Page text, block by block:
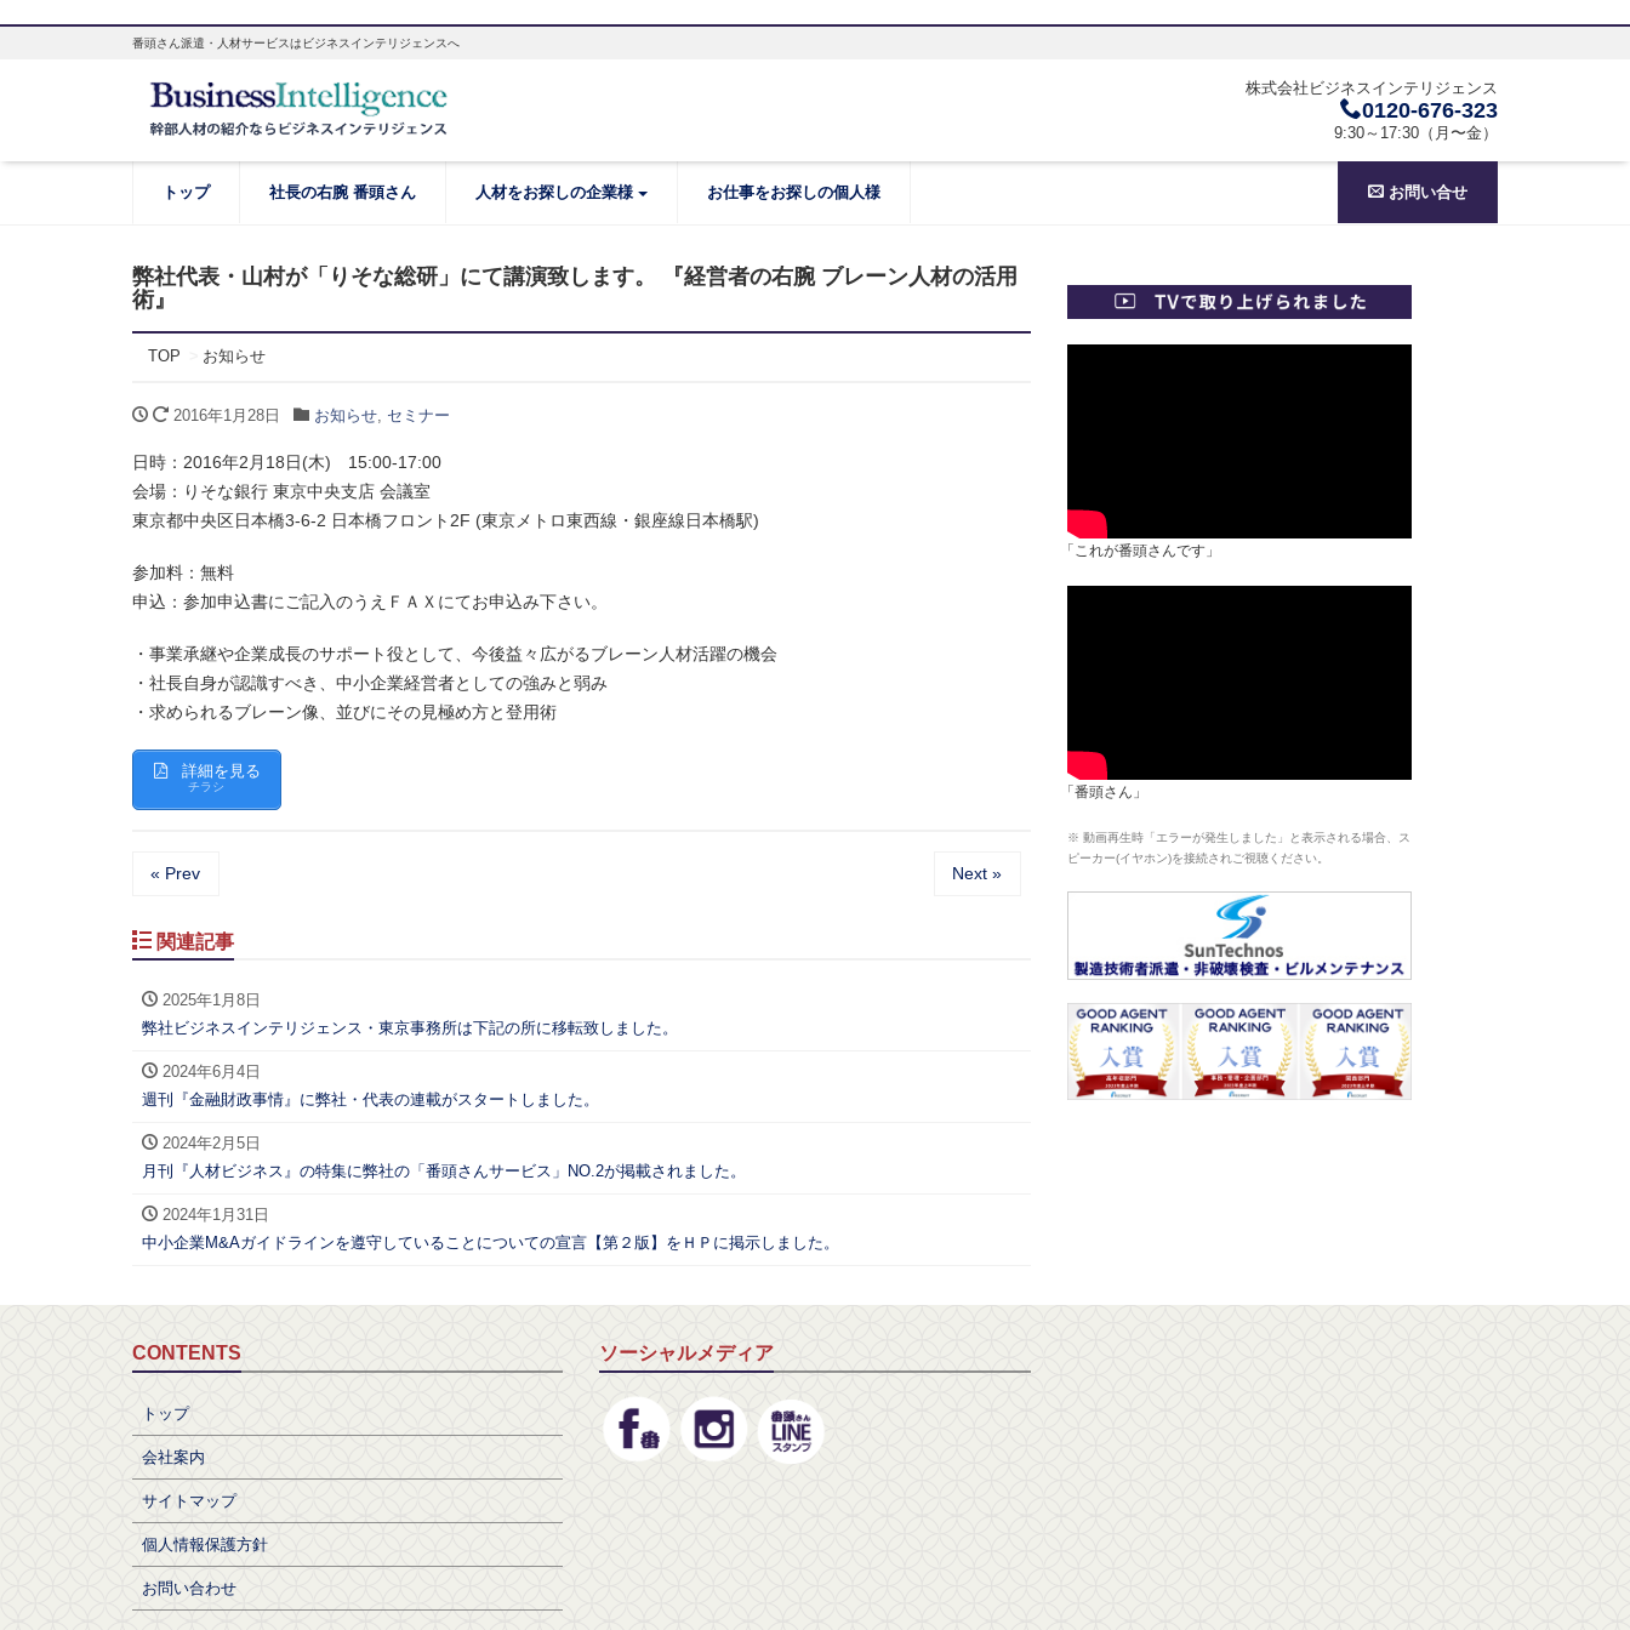
番頭さん派遣・人材サービスはビジネスインテリジェンスへ
株式会社ビジネスインテリジェンス
0120-676-323
9:30～17:30（月〜金）
トップ 社長の右腕 番頭さん 人材をお探しの企業様 お仕事をお探しの個人様 お問い合せ
弊社代表・山村が「りそな総研」にて講演致します。 『経営者の右腕 ブレーン人材の活用
術』
TOP お知らせ
2016年1月28日 お知らせ, セミナー
日時：2016年2月18日(木) 15:00-17:00
会場：りそな銀行 東京中央支店 会議室
東京都中央区日本橋3-6-2 日本橋フロント2F (東京メトロ東西線・銀座線日本橋駅)
参加料：無料
申込：参加申込書にご記入のうえＦＡＸにてお申込み下さい。
・事業承継や企業成長のサポート役として、今後益々広がるブレーン人材活躍の機会
・社長自身が認識すべき、中小企業経営者としての強みと弱み
・求められるブレーン像、並びにその見極め方と登用術
詳細を見る
チラシ
« Prev Next »
関連記事
2025年1月8日
弊社ビジネスインテリジェンス・東京事務所は下記の所に移転致しました。
2024年6月4日
週刊『金融財政事情』に弊社・代表の連載がスタートしました。
2024年2月5日
月刊『人材ビジネス』の特集に弊社の「番頭さんサービス」NO.2が掲載されました。
2024年1月31日
中小企業M&Aガイドラインを遵守していることについての宣言【第２版】をＨＰに掲示しました。
「これが番頭さんです」
「番頭さん」
※ 動画再生時「エラーが発生しました」と表示される場合、ス
ピーカー(イヤホン)を接続されご視聴ください。
CONTENTS
トップ
会社案内
サイトマップ
個人情報保護方針
お問い合わせ
ソーシャルメディア